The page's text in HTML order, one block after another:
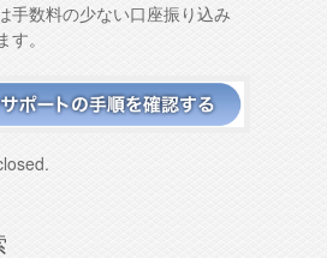
手数料の少ない口座振り込み
。